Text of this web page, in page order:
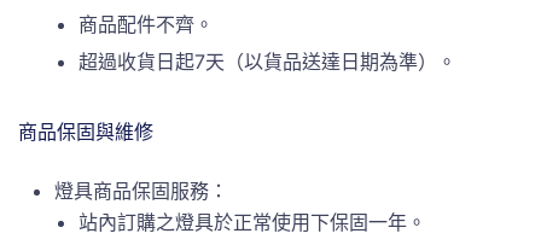
商品配件不齊。
超過收貨日起7天（以貨品送達日期為準）。
商品保固與維修
燈具商品保固服務：
站內訂購之燈具於正常使用下保固一年。